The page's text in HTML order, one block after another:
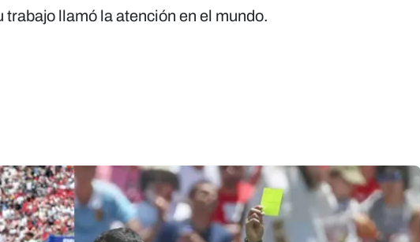
llamó la atención en el mundo.